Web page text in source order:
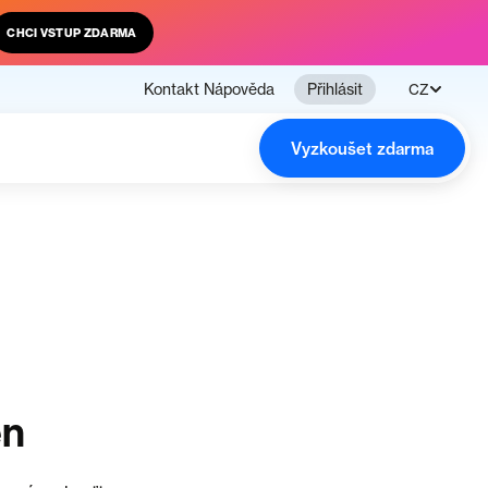
CHCI VSTUP ZDARMA
Kontakt Nápověda Přihlásit CZ
Vyzkoušet zdarma